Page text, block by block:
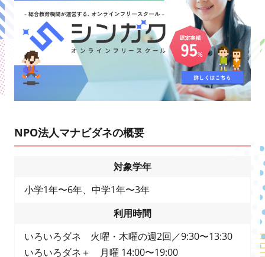
NPO法人マナビダネの概要
対象学年
小学1年〜6年、中学1年〜3年
利用時間
いろいろダネ 火曜・木曜の週2回／9:30〜13:30
いろいろダネ＋ 月曜 14:00〜19:00